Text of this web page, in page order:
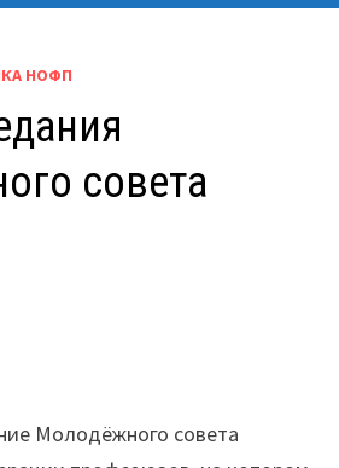
НОФП
совета
Молодёжного совета